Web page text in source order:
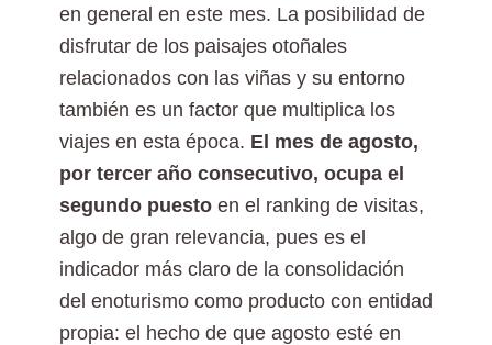
en general en este mes. La posibilidad de
disfrutar de los paisajes otoñales
relacionados con las viñas y su entorno
también es un factor que multiplica los
viajes en esta época. El mes de agosto,
por tercer año consecutivo, ocupa el
segundo puesto en el ranking de visitas,
algo de gran relevancia, pues es el
indicador más claro de la consolidación
del enoturismo como producto con entidad
propia: el hecho de que agosto esté en